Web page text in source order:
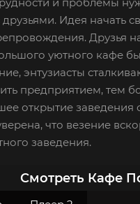
друзьями. Идея начать
Друзья
уютного кафе
энтузиасты
предприятием, тем
открытие заведения
что везение
заведения.
Смотреть Кафе